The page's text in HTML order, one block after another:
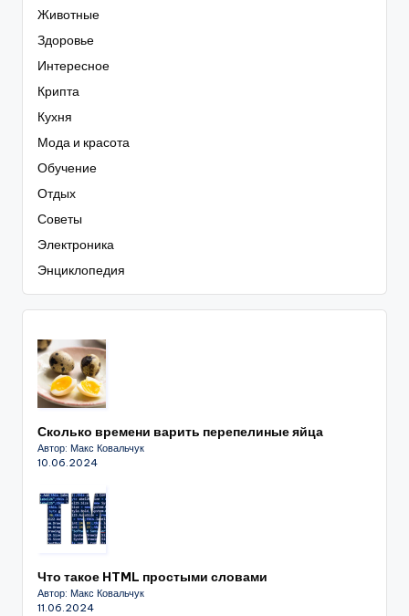
Животные
Здоровье
Интересное
Крипта
Кухня
Мода и красота
Обучение
Отдых
Советы
Электроника
Энциклопедия
Сколько времени варить перепелиные яйца
Автор: Макс Ковальчук
10.06.2024
Что такое HTML простыми словами
Автор: Макс Ковальчук
11.06.2024